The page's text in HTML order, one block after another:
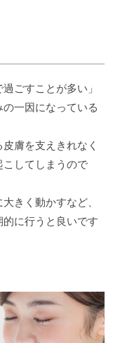
ごすことが多い」
一因になっている
膚を支えきれなく
してしまうので
きく動かすなど、
に行うと良いです